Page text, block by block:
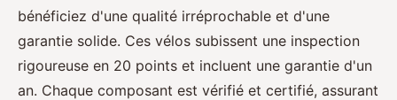
reconditionné: qualité et
garantie
Paul •24 juin 2024•3 min de lecture
bénéficiez d'une qualité irréprochable et d'une
garantie solide. Ces vélos subissent une inspection
rigoureuse en 20 points et incluent une garantie d'un
an. Chaque composant est vérifié et certifié, assurant